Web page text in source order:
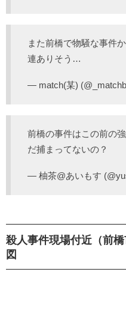
また前橋で物騒な事件
連ありそう…
— match(某)
前橋の事件はこの前の
だ捕まってないの？
— 柚茶@あいもす
殺人事件現場付近（前
図